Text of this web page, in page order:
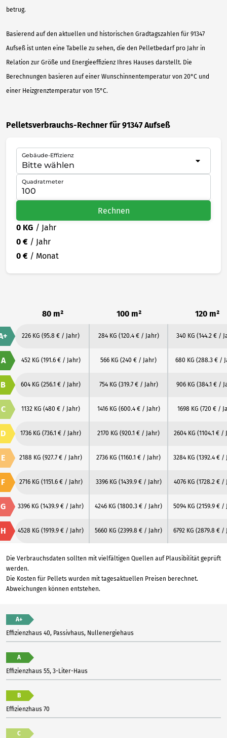
betrug.
Basierend auf den aktuellen und historischen Gradtagszahlen für 91347
Aufseß ist unten eine Tabelle zu sehen, die den Pelletbedarf pro Jahr in
Relation zur Größe und Energieeffizienz Ihres Hauses darstellt. Die
Berechnungen basieren auf einer Wunschinnentemperatur von 20°C und
einer Heizgrenztemperatur von 15°C.
Pelletsverbrauchs-Rechner für 91347 Aufseß
Gebäude-Effizienz
Quadratmeter
Rechnen
0 KG / Jahr
0 € / Jahr
0 € / Monat
80 m² 100 m² 120 m²
226 KG (95.8 € / Jahr) 284 KG (120.4 € / Jahr) 340 KG (144.2 € /
A 452 KG (191.6 € / Jahr) 566 KG (240 € / Jahr) 680 KG (288.3 € /
B 604 KG (256.1 € / Jahr) 754 KG (319.7 € / Jahr) 906 KG (384.1 € /
C 1132 KG (480 € / Jahr) 1416 KG (600.4 € / Jahr) 1698 KG (720 € /
D 1736 KG (736.1 € / Jahr) 2170 KG (920.1 € / Jahr) 2604 KG (1104.1 € /
E 2188 KG (927.7 € / Jahr) 2736 KG (1160.1 € / Jahr) 3284 KG (1392.4 € /
F 2716 KG (1151.6 € / Jahr) 3396 KG (1439.9 € / Jahr) 4076 KG (1728.2 € /
G 3396 KG (1439.9 € / Jahr) 4246 KG (1800.3 € / Jahr) 5094 KG (2159.9 € /
H 4528 KG (1919.9 € / Jahr) 5660 KG (2399.8 € / Jahr) 6792 KG (2879.8 € /
Die Verbrauchsdaten sollten mit vielfältigen Quellen auf Plausibilität geprüft
werden.
Die Kosten für Pellets wurden mit tagesaktuellen Preisen berechnet.
Abweichungen können entstehen.
A+
Effizienzhaus 40, Passivhaus, Nullenergiehaus
A
Effizienzhaus 55, 3-Liter-Haus
B
Effizienzhaus 70
C